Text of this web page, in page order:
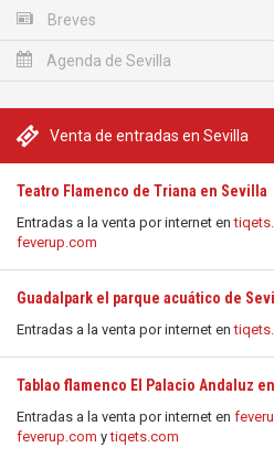
Breves
Agenda de Sevilla
Venta de entradas en Sevilla
Teatro Flamenco de Triana en Sevilla
Entradas a la venta por internet en
feverup.com
Guadalpark el parque acuático de
Entradas a la venta por internet en
Tablao flamenco El Palacio Andaluz
Entradas a la venta por internet en
feverup.com ytiqets.com